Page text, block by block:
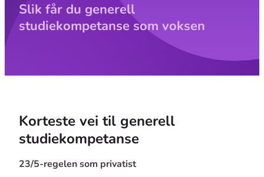
Slik får du generell
studiekompetanse som voksen
Korteste vei til generell
studiekompetanse
23/5-regelen som privatist